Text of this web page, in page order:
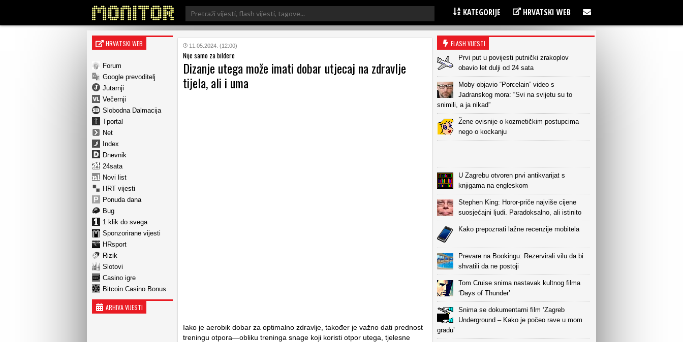
Search
for:
KATEGORIJE HRVATSKI WEB
HRVATSKI WEB
Forum
Google prevoditelj
Jutarnji
Večernji
Slobodna Dalmacija
Tportal
Net
Index
Dnevnik
24sata
Novi list
HRT vijesti
Ponuda dana
Bug
1 klik do svega
Sponzorirane vijesti
HRsport
Rizik
Slotovi
Casino igre
Bitcoin Casino Bonus
ARHIVA VIJESTI
11.05.2024. (12:00)
Nije samo za bildere
Dizanje utega može imati dobar utjecaj na zdravlje
tijela, ali i uma
Iako je aerobik dobar za optimalno zdravlje, također je važno dati prednost
treningu otpora—obliku treninga snage koji koristi otpor utega, tjelesne
FLASH VIJESTI
Prvi put u povijesti putnički zrakoplov
obavio let dulji od 24 sata
Moby objavio “Porcelain” video s
Jadranskog mora: “Svi na svijetu su to
snimili, a ja nikad”
Žene ovisnije o kozmetičkim postupcima
nego o kockanju
U Zagrebu otvoren prvi antikvarijat s
knjigama na engleskom
Stephen King: Horor-priče najviše cijene
suosjećajni ljudi. Paradoksalno, ali istinito
Kako prepoznati lažne recenzije mobitela
Prevare na Bookingu: Rezervirali vilu da bi
shvatili da ne postoji
Tom Cruise snima nastavak kultnog filma
‘Days of Thunder’
Snima se dokumentarni film ‘Zagreb
Underground – Kako je počeo rave u mom
gradu’